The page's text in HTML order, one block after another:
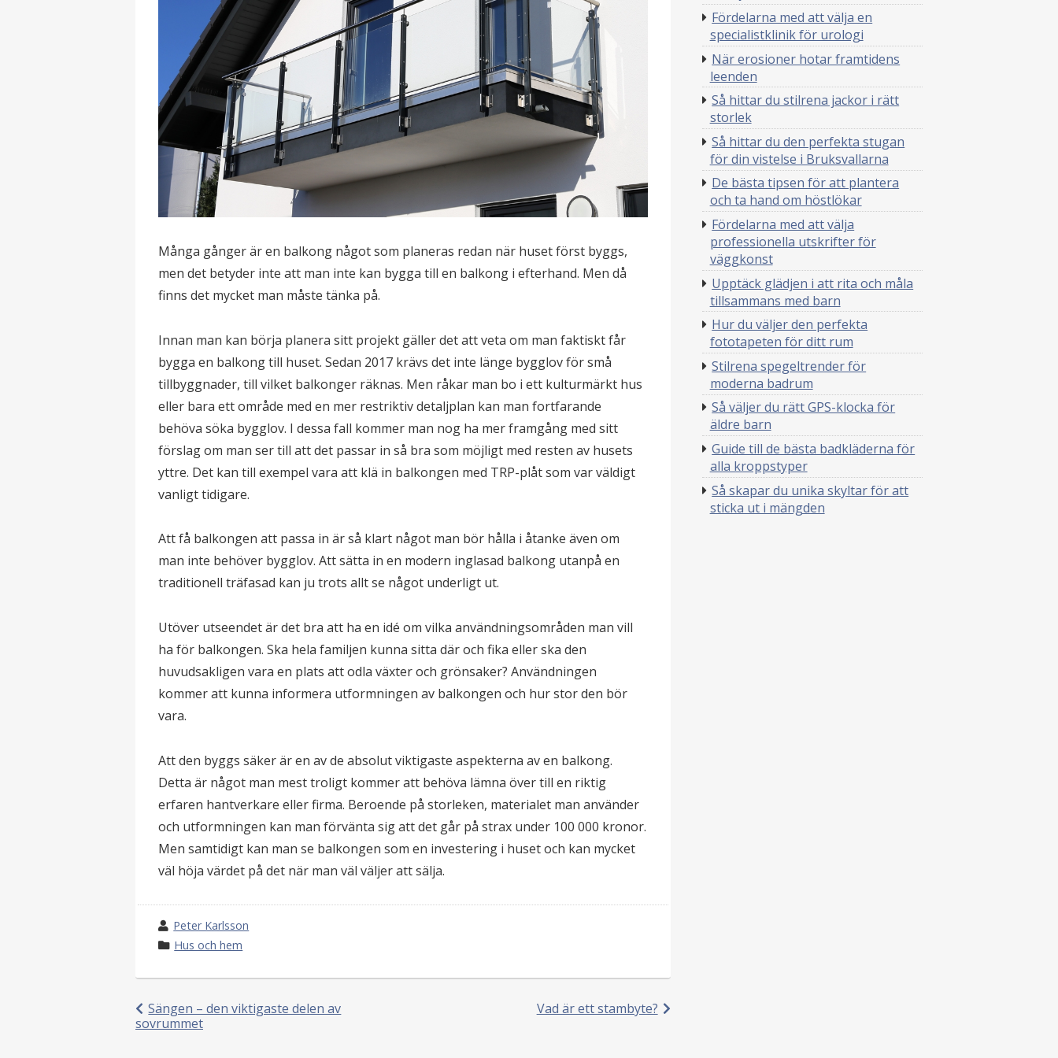
Många gånger är en balkong något som planeras redan när huset först byggs,
men det betyder inte att man inte kan bygga till en balkong i efterhand. Men då
finns det mycket man måste tänka på.
Innan man kan börja planera sitt projekt gäller det att veta om man faktiskt får
bygga en balkong till huset. Sedan 2017 krävs det inte länge bygglov för små
tillbyggnader, till vilket balkonger räknas. Men råkar man bo i ett kulturmärkt hus
eller bara ett område med en mer restriktiv detaljplan kan man fortfarande
behöva söka bygglov. I dessa fall kommer man nog ha mer framgång med sitt
förslag om man ser till att det passar in så bra som möjligt med resten av husets
yttre. Det kan till exempel vara att klä in balkongen med TRP-plåt som var väldigt
vanligt tidigare.
Att få balkongen att passa in är så klart något man bör hålla i åtanke även om
man inte behöver bygglov. Att sätta in en modern inglasad balkong utanpå en
traditionell träfasad kan ju trots allt se något underligt ut.
Utöver utseendet är det bra att ha en idé om vilka användningsområden man vill
ha för balkongen. Ska hela familjen kunna sitta där och fika eller ska den
huvudsakligen vara en plats att odla växter och grönsaker? Användningen
kommer att kunna informera utformningen av balkongen och hur stor den bör
vara.
Att den byggs säker är en av de absolut viktigaste aspekterna av en balkong.
Detta är något man mest troligt kommer att behöva lämna över till en riktig
erfaren hantverkare eller firma. Beroende på storleken, materialet man använder
och utformningen kan man förvänta sig att det går på strax under 100 000 kronor.
Men samtidigt kan man se balkongen som en investering i huset och kan mycket
väl höja värdet på det när man väl väljer att sälja.
w
r
t
e
b
Peter Karlsson
k
t
e
g
Hus och hem
Inläggsnavigering
Vad är ett stambyte?
Sängen – den viktigaste delen av
sovrummet
Fördelarna med att välja en
specialistklinik för urologi
När erosioner hotar framtidens
leenden
Så hittar du stilrena jackor i rätt
storlek
Så hittar du den perfekta stugan
för din vistelse i Bruksvallarna
De bästa tipsen för att plantera
och ta hand om höstlökar
Fördelarna med att välja
professionella utskrifter för
väggkonst
Upptäck glädjen i att rita och måla
tillsammans med barn
Hur du väljer den perfekta
fototapeten för ditt rum
Stilrena spegeltrender för
moderna badrum
Så väljer du rätt GPS-klocka för
äldre barn
Guide till de bästa badkläderna för
alla kroppstyper
Så skapar du unika skyltar för att
sticka ut i mängden